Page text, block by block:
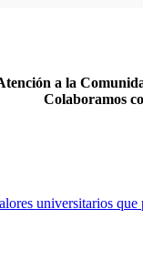
a la
Colaboramos
universitarios que